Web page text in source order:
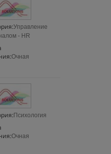
Управление
- HR
Очная
Психология
Очная